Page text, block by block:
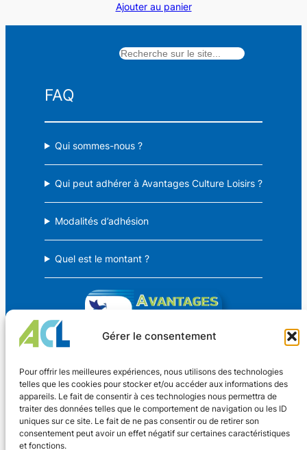
Gérer le consentement
Pour offrir les meilleures expériences, nous utilisons des technologies
telles que les cookies pour stocker et/ou accéder aux informations des
appareils. Le fait de consentir à ces technologies nous permettra de
traiter des données telles que le comportement de navigation ou les ID
uniques sur ce site. Le fait de ne pas consentir ou de retirer son
consentement peut avoir un effet négatif sur certaines caractéristiques
et fonctions.
initial
était :
actuel
est :
Ajouter au panier
FAQ
Qui sommes-nous ?
Qui peut adhérer à Avantages Culture Loisirs ?
Modalités d’adhésion
Quel est le montant ?
Avantages Culture Loisirs
Des avantages CSE pour TOUS !
Coordonnées